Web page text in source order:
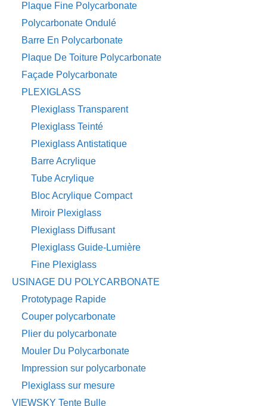
Plaque Fine Polycarbonate
Polycarbonate Ondulé
Barre En Polycarbonate
Plaque De Toiture Polycarbonate
Façade Polycarbonate
PLEXIGLASS
Plexiglass Transparent
Plexiglass Teinté
Plexiglass Antistatique
Barre Acrylique
Tube Acrylique
Bloc Acrylique Compact
Miroir Plexiglass
Plexiglass Diffusant
Plexiglass Guide-Lumière
Fine Plexiglass
USINAGE DU POLYCARBONATE
Prototypage Rapide
Couper polycarbonate
Plier du polycarbonate
Mouler Du Polycarbonate
Impression sur polycarbonate
Plexiglass sur mesure
VIEWSKY Tente Bulle